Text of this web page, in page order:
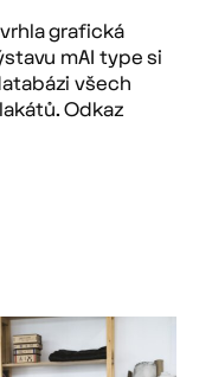
grafická
mAI type si
všech
Odkaz